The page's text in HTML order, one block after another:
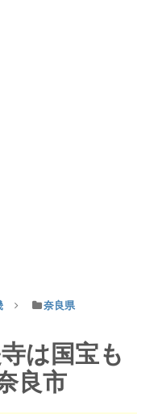
奈良県
は国宝も
良市